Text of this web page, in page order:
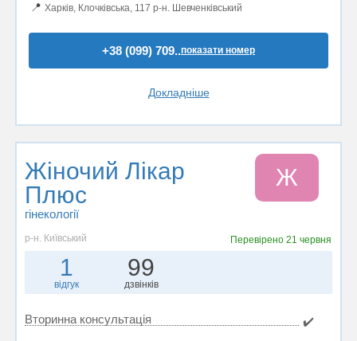
📍 Харків, Клочківська, 117 р-н. Шевченківський
+38 (099) 709..показати номер
Докладніше
Жіночий Лікар
Плюс
гінекології
Ж
р-н. Київський Перевірено21 червня
1
відгук
99
дзвінків
Вторинна консультація ✔️